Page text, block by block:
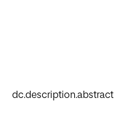
dc.description.abstract